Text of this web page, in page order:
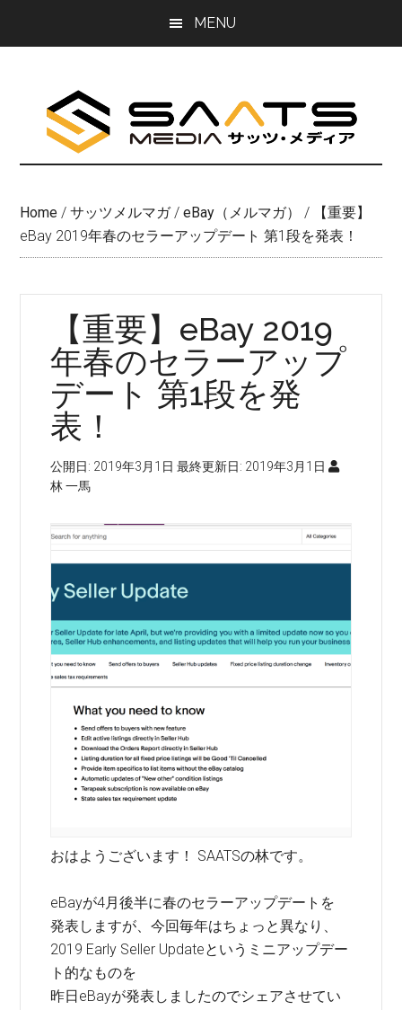
MENU
Home / サッツメルマガ / eBay（メルマガ） / 【重要】
eBay 2019年春のセラーアップデート 第1段を発表！
【重要】eBay 2019
年春のセラーアップ
デート 第1段を発
表！
公開日: 2019年3月1日 最終更新日: 2019年3月1日
林 一馬
おはようございます！ SAATSの林です。
eBayが4月後半に春のセラーアップデートを
発表しますが、今回毎年はちょっと異なり、
2019 Early Seller Updateというミニアップデー
ト的なものを
昨日eBayが発表しましたのでシェアさせてい